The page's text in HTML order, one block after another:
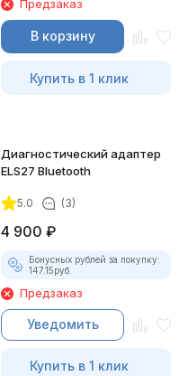
Предзаказ
В корзину
Купить в 1 клик
Диагностический адаптер
ELS27 Bluetooth
5.0 (3)
4 900 ₽
Бонусных рублей за покупку:
147.15руб.
Предзаказ
Уведомить
Купить в 1 клик